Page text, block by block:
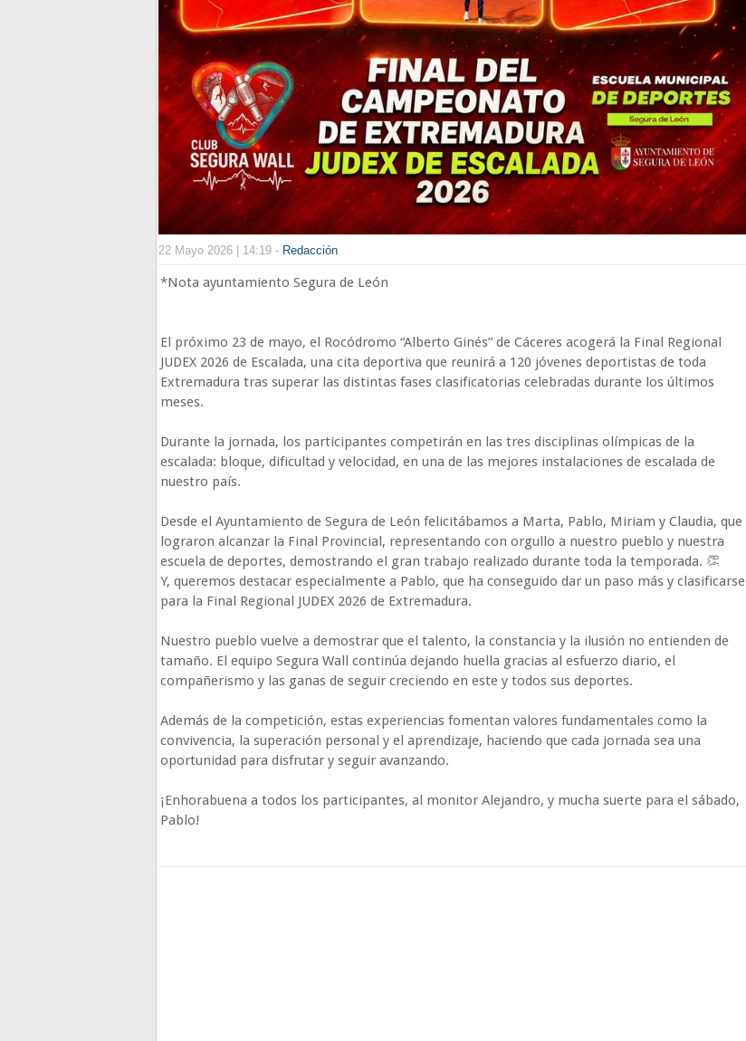
22 Mayo 2026 | 14:19 - Redacción
*Nota ayuntamiento Segura de León
El próximo 23 de mayo, el Rocódromo “Alberto Ginés” de Cáceres acogerá la Final Regional
JUDEX 2026 de Escalada, una cita deportiva que reunirá a 120 jóvenes deportistas de toda
Extremadura tras superar las distintas fases clasificatorias celebradas durante los últimos
meses.
Durante la jornada, los participantes competirán en las tres disciplinas olímpicas de la
escalada: bloque, dificultad y velocidad, en una de las mejores instalaciones de escalada de
nuestro país.
Desde el Ayuntamiento de Segura de León felicitábamos a Marta, Pablo, Miriam y Claudia, que
lograron alcanzar la Final Provincial, representando con orgullo a nuestro pueblo y nuestra
escuela de deportes, demostrando el gran trabajo realizado durante toda la temporada.
Y, queremos destacar especialmente a Pablo, que ha conseguido dar un paso más y clasificarse
para la Final Regional JUDEX 2026 de Extremadura.
Nuestro pueblo vuelve a demostrar que el talento, la constancia y la ilusión no entienden de
tamaño. El equipo Segura Wall continúa dejando huella gracias al esfuerzo diario, el
compañerismo y las ganas de seguir creciendo en este y todos sus deportes.
Además de la competición, estas experiencias fomentan valores fundamentales como la
convivencia, la superación personal y el aprendizaje, haciendo que cada jornada sea una
oportunidad para disfrutar y seguir avanzando.
¡Enhorabuena a todos los participantes, al monitor Alejandro, y mucha suerte para el sábado,
Pablo!